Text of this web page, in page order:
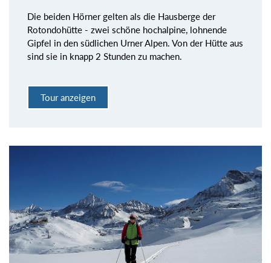
Die beiden Hörner gelten als die Hausberge der
Rotondohütte - zwei schöne hochalpine, lohnende
Gipfel in den südlichen Urner Alpen. Von der Hütte aus
sind sie in knapp 2 Stunden zu machen.
Tour anzeigen